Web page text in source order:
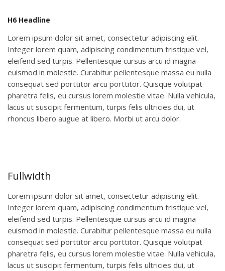
H6 Headline
Lorem ipsum dolor sit amet, consectetur adipiscing elit.
Integer lorem quam, adipiscing condimentum tristique vel,
eleifend sed turpis. Pellentesque cursus arcu id magna
euismod in molestie. Curabitur pellentesque massa eu nulla
consequat sed porttitor arcu porttitor. Quisque volutpat
pharetra felis, eu cursus lorem molestie vitae. Nulla vehicula,
lacus ut suscipit fermentum, turpis felis ultricies dui, ut
rhoncus libero augue at libero. Morbi ut arcu dolor.
Fullwidth
Lorem ipsum dolor sit amet, consectetur adipiscing elit.
Integer lorem quam, adipiscing condimentum tristique vel,
eleifend sed turpis. Pellentesque cursus arcu id magna
euismod in molestie. Curabitur pellentesque massa eu nulla
consequat sed porttitor arcu porttitor. Quisque volutpat
pharetra felis, eu cursus lorem molestie vitae. Nulla vehicula,
lacus ut suscipit fermentum, turpis felis ultricies dui, ut